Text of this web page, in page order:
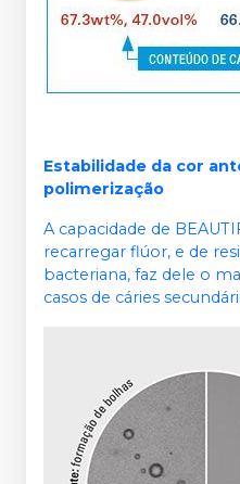
Estabilidade da cor
polimerização
A capacidade de
recarregar flúor, e de
bacteriana, faz dele o
casos de cáries